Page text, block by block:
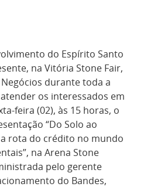
do Espírito Santo
na Vitória Stone Fair,
durante toda a
os interessados em
feira (02), às 15 horas, o
“Do Solo ao
rota do crédito no mundo
na Arena Stone
pelo gerente
do Bandes,